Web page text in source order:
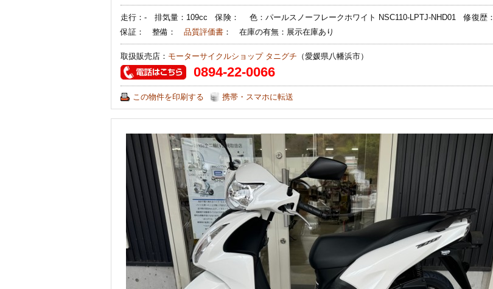
走行：- 排気量：109cc 保険： 色：パールスノーフレークホワイト NSC110-LPTJ-NHD01 修復歴：
保証： 整備： 品質評価書： 在庫の有無：展示在庫あり
取扱販売店： モーターサイクルショップ タニグチ （愛媛県八幡浜市）
0894-22-0066
この物件を印刷する 携帯・スマホに転送